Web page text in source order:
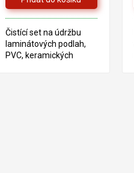
Čistící set na údržbu
laminátových podlah,
PVC, keramických